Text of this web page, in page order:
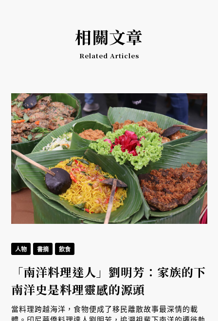
相關文章
Related Articles
人物 書摘 飲食
「南洋料理達人」劉明芳：家族的下
南洋史是料理靈感的源頭
當料理跨越海洋，食物便成了移民離散故事最深情的載